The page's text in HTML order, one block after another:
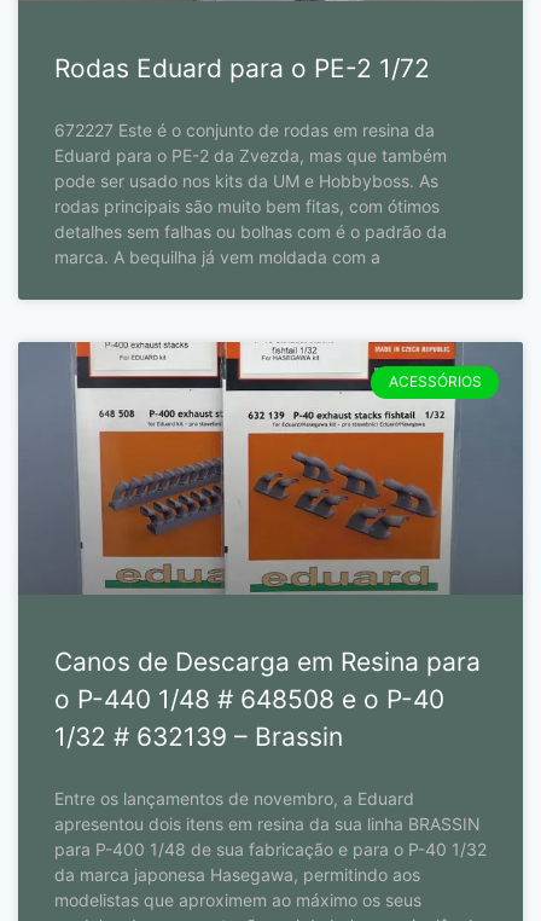
Rodas Eduard para o PE-2 1/72
672227 Este é o conjunto de rodas em resina da
Eduard para o PE-2 da Zvezda, mas que também
pode ser usado nos kits da UM e Hobbyboss. As
rodas principais são muito bem fitas, com ótimos
detalhes sem falhas ou bolhas com é o padrão da
marca. A bequilha já vem moldada com a
ACESSÓRIOS
Canos de Descarga em Resina para
o P-440 1/48 # 648508 e o P-40
1/32 # 632139 – Brassin
Entre os lançamentos de novembro, a Eduard
apresentou dois itens em resina da sua linha BRASSIN
para P-400 1/48 de sua fabricação e para o P-40 1/32
da marca japonesa Hasegawa, permitindo aos
modelistas que aproximem ao máximo os seus